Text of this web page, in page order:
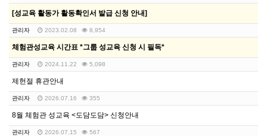
[성교육 활동가 활동확인서 발급 신청 안내]
관리자 2023.02.08 8,954
체험관성교육 시간표 *그룹 성교육 신청 시 필독*
관리자 2024.11.22 5,098
제헌절 휴관안내
관리자 2026.07.16 355
8월 체험관 성교육 <도담도담> 신청안내
관리자 2026.07.15 567